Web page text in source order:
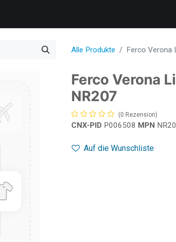
Alle Produkte Ferco Verona
Ferco Verona
NR207
(0 Rezension)
CNX-PID P006508 MPN
Auf die Wunschliste